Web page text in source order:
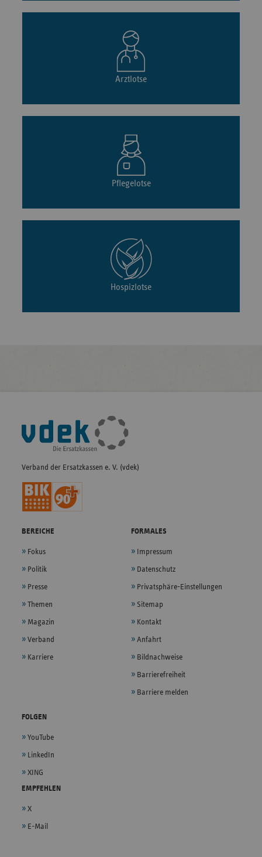
Arztlotse
Pflegelotse
Hospizlotse
Fußleisten-
Navigation
Verband der Ersatzkassen e. V. (vdek)
BEREICHE
Fokus
Politik
Presse
Themen
Magazin
Verband
Karriere
FORMALES
Impressum
Datenschutz
Privatsphäre-Einstellungen
Sitemap
Kontakt
Anfahrt
Bildnachweise
Barrierefreiheit
Barriere melden
FOLGEN
YouTube
LinkedIn
XING
EMPFEHLEN
X
E-Mail